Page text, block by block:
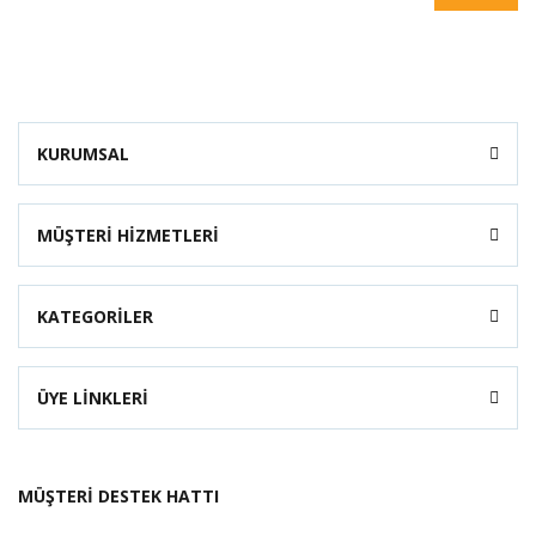
KURUMSAL
MÜŞTERİ HİZMETLERİ
KATEGORİLER
ÜYE LİNKLERİ
MÜŞTERİ DESTEK HATTI